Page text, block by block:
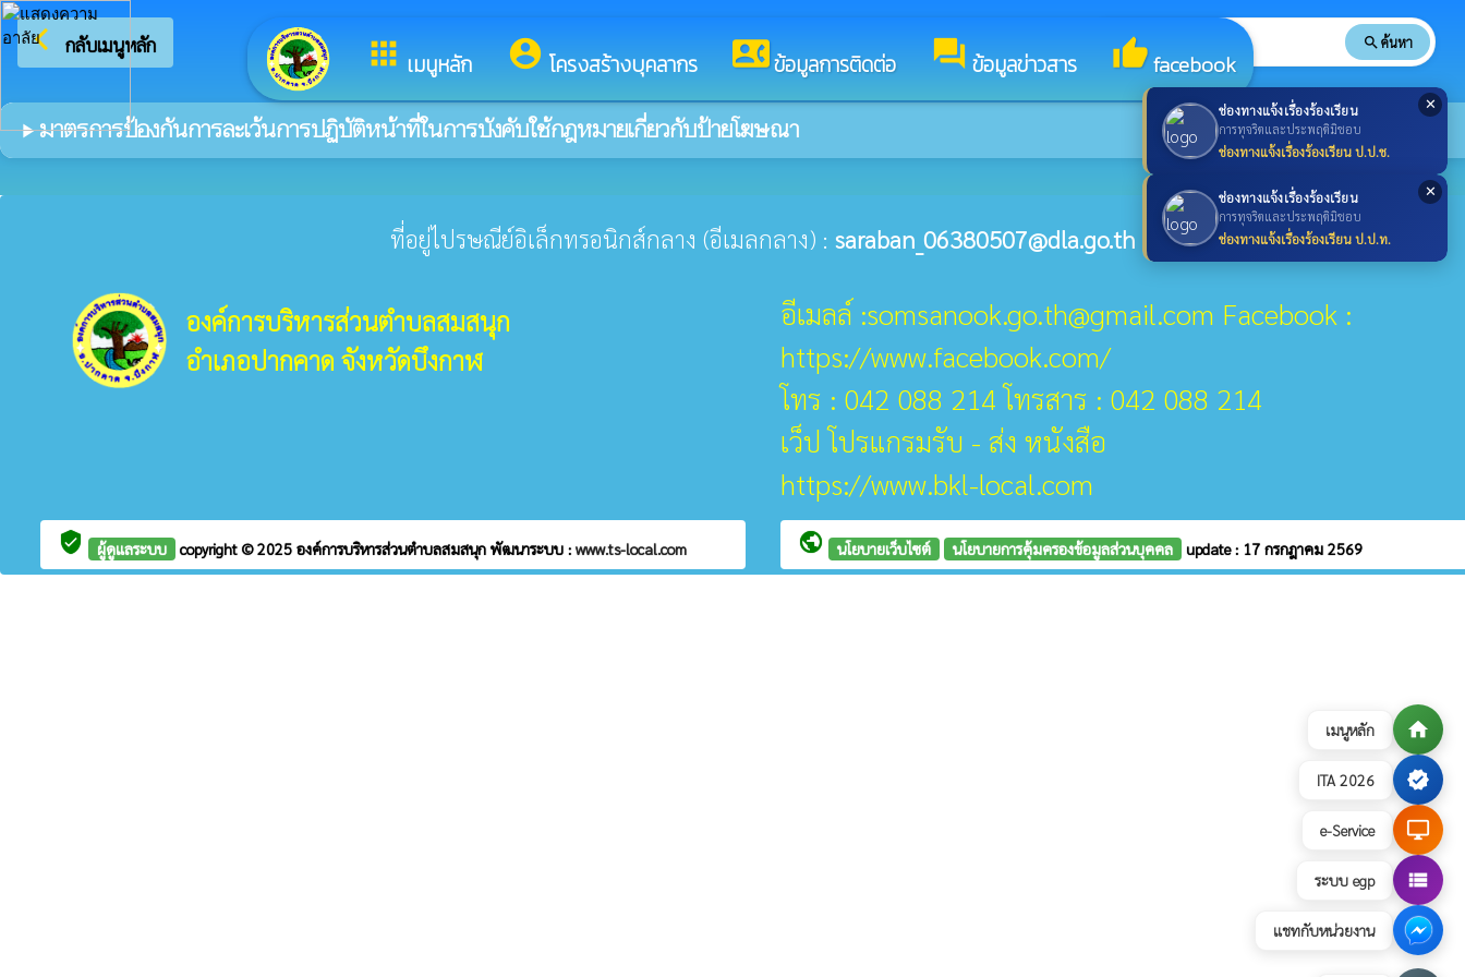
เมนูหลัก home
ITA 2026 verified
e-Service desktop_windows
ระบบ egp view_list
แชทกับหน่วยงาน
✕
ช่องทางแจ้งเรื่องร้องเรียน
การทุจริตและประพฤติมิชอบ
ช่องทางแจ้งเรื่องร้องเรียน ป.ป.ช.
✕
ช่องทางแจ้งเรื่องร้องเรียน
การทุจริตและประพฤติมิชอบ
ช่องทางแจ้งเรื่องร้องเรียน ป.ป.ท.
apps เมนูหลัก account_circle โครงสร้างบุคลากร contact_phoneข้อมูลการติดต่อ forum ข้อมูลข่าวสาร thumb_upfacebook
arrow_back_ios กลับเมนูหลัก ยินดีต้อนรับสู่เว็บไซต์ของ องค์การบริหารส่วนตำบลสมสนุก search search ค้นหา
play_arrowมาตรการป้องกันการละเว้นการปฏิบัติหน้าที่ในการบังคับใช้กฎหมายเกี่ยวกับป้ายโฆษณา
ที่อยู่ไปรษณีย์อิเล็กทรอนิกส์กลาง (อีเมลกลาง) : saraban_06380507@dla.go.th
องค์การบริหารส่วนตำบลสมสนุก
อำเภอปากคาด จังหวัดบึงกาฬ
อีเมลล์ :somsanook.go.th@gmail.com Facebook :
https://www.facebook.com/
โทร : 042 088 214 โทรสาร : 042 088 214
เว็ป โปรแกรมรับ - ส่ง หนังสือ
https://www.bkl-local.com
verified_user ผู้ดูแลระบบ copyright © 2025 องค์การบริหารส่วนตำบลสมสนุก พัฒนาระบบ : www.ts-local.com public นโยบายเว็บไซต์ นโยบายการคุ้มครองข้อมูลส่วนบุคคล update : 17 กรกฎาคม 2569